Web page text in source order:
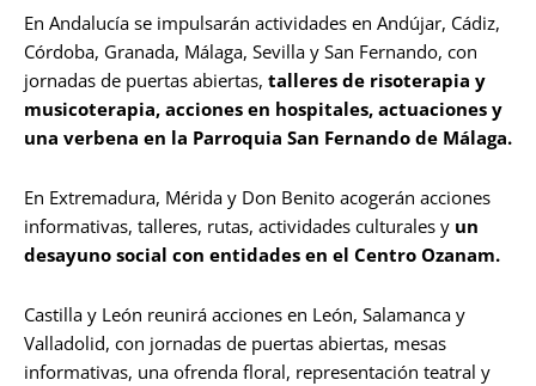
En Andalucía se impulsarán actividades en Andújar, Cádiz,
Córdoba, Granada, Málaga, Sevilla y San Fernando, con
jornadas de puertas abiertas, talleres de risoterapia y
musicoterapia, acciones en hospitales, actuaciones y
una verbena en la Parroquia San Fernando de Málaga.
En Extremadura, Mérida y Don Benito acogerán acciones
informativas, talleres, rutas, actividades culturales y un
desayuno social con entidades en el Centro Ozanam.
Castilla y León reunirá acciones en León, Salamanca y
Valladolid, con jornadas de puertas abiertas, mesas
informativas, una ofrenda floral, representación teatral y